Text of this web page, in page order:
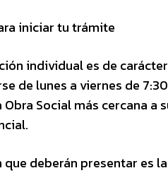
iniciar tu trámite
individual es de
de lunes a viernes de
Social más cercana
deberán presentar es